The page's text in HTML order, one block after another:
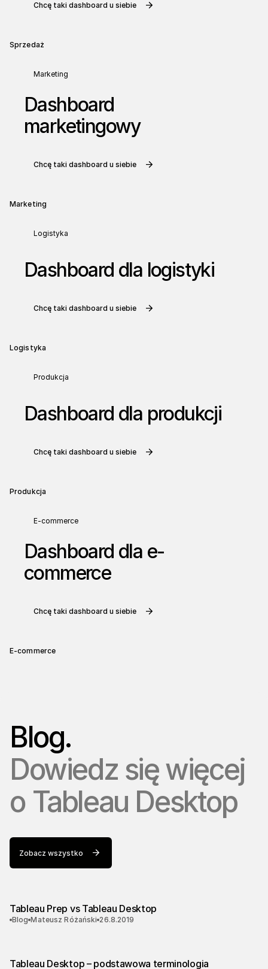
Chcę taki dashboard u siebie
Sprzedaż
Marketing
Dashboard
marketingowy
Chcę taki dashboard u siebie
Marketing
Logistyka
Dashboard dla logistyki
Chcę taki dashboard u siebie
Logistyka
Produkcja
Dashboard dla produkcji
Chcę taki dashboard u siebie
Produkcja
E-commerce
Dashboard dla e-
commerce
Chcę taki dashboard u siebie
E-commerce
Blog.
Dowiedz się więcej
o Tableau Desktop
Zobacz wszystko
Tableau Prep vs Tableau Desktop
Blog Mateusz Różański 26.8.2019
Tableau Desktop – podstawowa terminologia